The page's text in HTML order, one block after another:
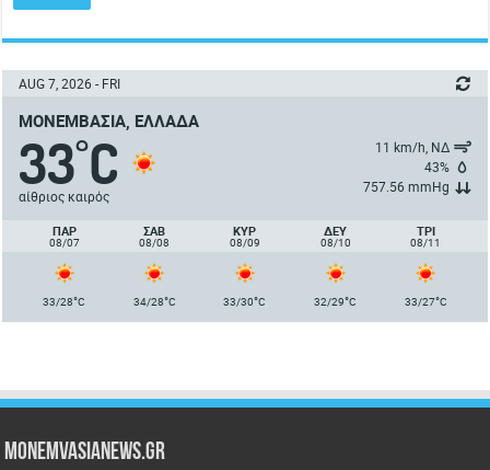
AUG 7, 2026 - FRI
ΜΟΝΕΜΒΑΣΙΆ, ΕΛΛΆΔΑ
33°C
αίθριος καιρός
11 km/h, ΝΔ
43%
757.56 mmHg
ΠΑΡ
08/07
ΣΑΒ
08/08
ΚΥΡ
08/09
ΔΕΥ
08/10
ΤΡΙ
08/11
33/28°C 34/28°C 33/30°C 32/29°C 33/27°C
Monemvasianews.gr